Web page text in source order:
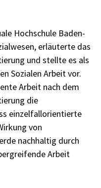
Hochschule Baden-
erläuterte das
und stellte es als
Sozialen Arbeit vor.
Arbeit nach dem
die
einzelfallorientierte
von
nachhaltig durch
Arbeit